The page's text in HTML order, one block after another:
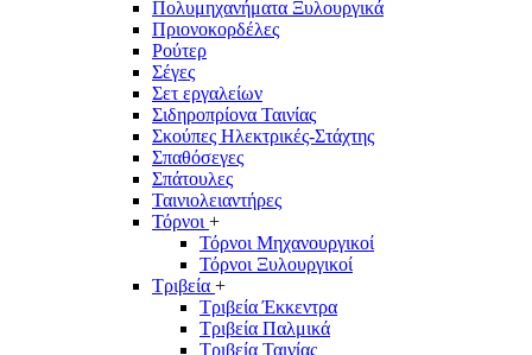
Πολυμηχανήματα Ξυλουργικά
Πριονοκορδέλες
Ρούτερ
Σέγες
Σετ εργαλείων
Σιδηροπρίονα Ταινίας
Σκούπες Ηλεκτρικές-Στάχτης
Σπαθόσεγες
Σπάτουλες
Ταινιολειαντήρες
Τόρνοι +
Τόρνοι Μηχανουργικοί
Τόρνοι Ξυλουργικοί
Τριβεία +
Τριβεία Έκκεντρα
Τριβεία Παλμικά
Τριβεία Ταινίας